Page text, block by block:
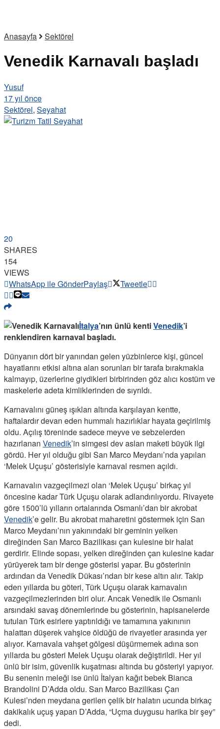
Anasayfa Sektörel
Venedik Karnavalı başladı
Yusuf
17 yıl önce
Sektörel, Seyahat
20
SHARES
154
VIEWS
WhatsApp ile GönderPaylaş Tweetle
İtalya’nın ünlü kentiVenedik’i
renklendiren karnaval başladı.
Dünyanın dört bir yanından gelen yüzbinlerce kişi, güncel
hayatlarını etkisi altına alan sorunları bir tarafa bırakmakla
kalmayıp, üzerlerine giydikleri birbirinden göz alıcı kostüm ve
maskelerle adeta kimliklerinden de sıyrıldı.
Karnavalını güneş ışıkları altında karşılayan kentte,
haftalardır devan eden hummalı hazırlıklar hayata geçirilmiş
oldu. Açılış töreninde sadece meyve ve sebzelerden
hazırlanan Venedik’in simgesi dev aslan maketi büyük ilgi
gördü. Her yıl olduğu gibi San Marco Meydanı’nda yapılan
‘Melek Uçuşu’ gösterisiyle karnaval resmen açıldı.
Karnavalın vazgeçilmezi olan ‘Melek Uçuşu’ birkaç yıl
öncesine kadar Türk Uçuşu olarak adlandırılıyordu. Rivayete
göre 1500’lü yılların ortalarında Osmanlı’dan bir akrobat
Venedik’e gelir. Bu akrobat maharetini göstermek için San
Marco Meydanı’nın yakınındaki bir geminin yelken
direğinden San Marco Bazilikası çan kulesine bir halat
gerdirir. Elinde sopası, yelken direğinden çan kulesine kadar
yürüyerek tam bir denge gösterisi yapar. Bu gösterinin
ardından da Venedik Dükası’ndan bir kese altın alır. Takip
eden yıllarda bu göteri, Türk Uçuşu olarak karnavalın
vazgeçilmezlerinden biri olur. Ancak Venedik ile Osmanlı
arsındaki savaş dönemlerinde bu gösterinin, hapisanelerde
tutulan Türk esirlere yaptırıldığı ve tamamına yakınının
halattan düşerek vahşice öldüğü de rivayetler arasında yer
alıyor. Karnavala vahşet gölgesi düşürmemek adına son
yıllarda bu gösteri Melek Uçuşu olarak değiştirildi. Her yıl
ünlü bir isim, güvenlik kuşatması altında bu gösteriyi yapıyor.
Bu senenin meleği ise ünlü İtalyan kağıt bebek Bianca
Brandolini D’Adda oldu. San Marco Bazilikası Çan
Kulesi’nden meydana gerilen çelik bir halatın ucunda birkaç
dakikalık uçuş yapan D’Adda, “Uçma duygusu harika bir şey”
dedi.